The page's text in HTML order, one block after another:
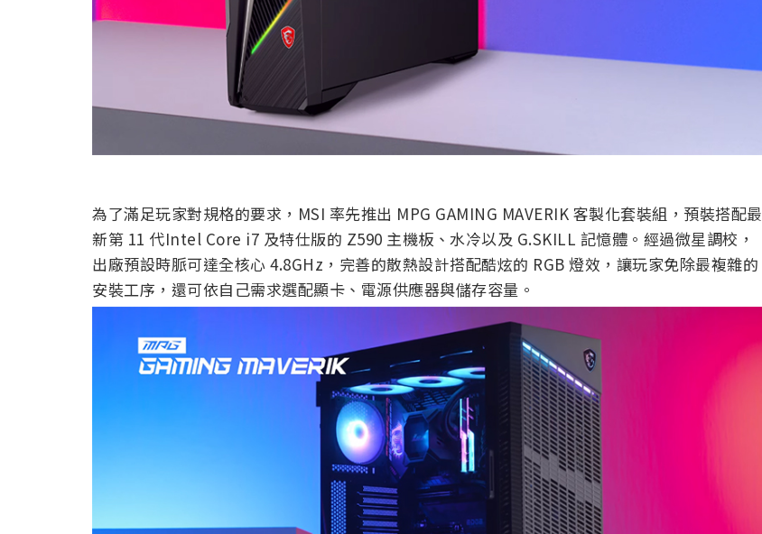
為了滿足玩家對規格的要求，MSI 率先推出 MPG GAMING MAVERIK 客製化套裝組，預裝搭配最
新第 11 代Intel Core i7 及特仕版的 Z590 主機板、水冷以及 G.SKILL 記憶體。經過微星調校，
出廠預設時脈可達全核心 4.8GHz，完善的散熱設計搭配酷炫的 RGB 燈效，讓玩家免除最複雜的
安裝工序，還可依自己需求選配顯卡、電源供應器與儲存容量。